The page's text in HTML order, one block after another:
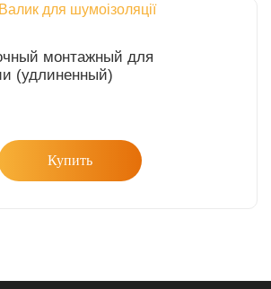
монтажный для
(удлиненный)
Купить